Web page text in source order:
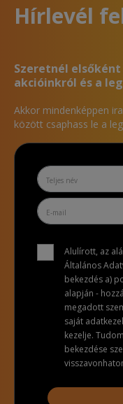
Hírlevél
Szeretnél
akcióinkról és a
Akkor mindenképpen
között csaphass le a
Alulírott, az
Általános
bekezdés a)
alapján -
megadott
saját
kezelje.
bekezdése